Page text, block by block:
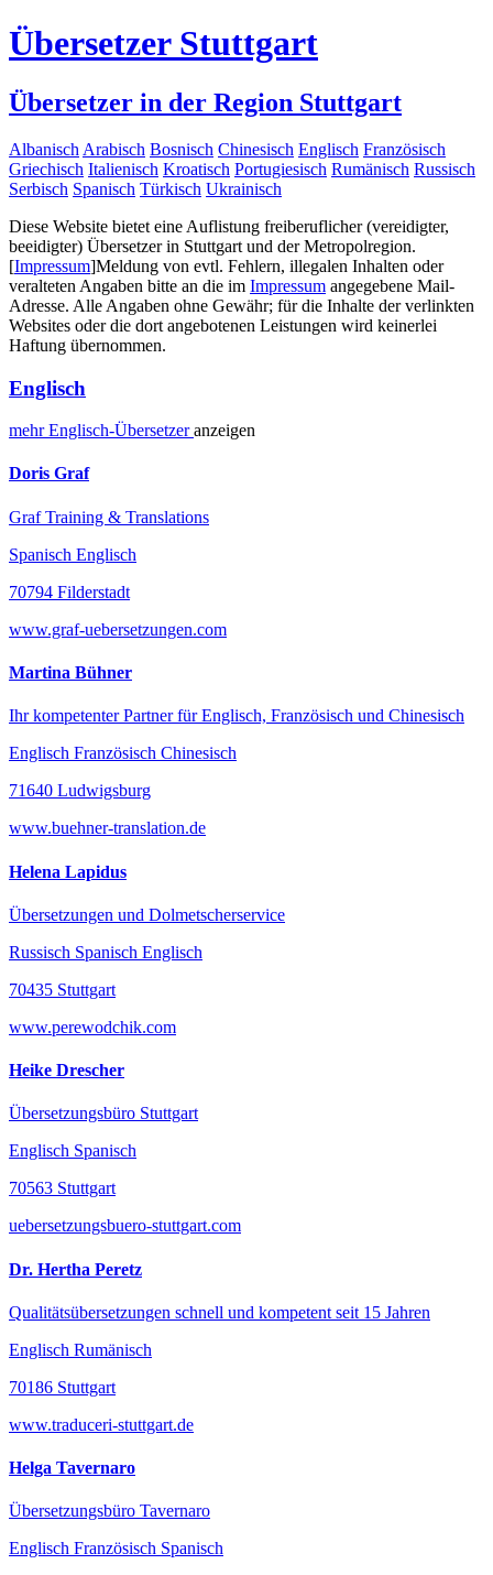
Übersetzer Stuttgart
Übersetzer in der Region Stuttgart
Albanisch Arabisch Bosnisch Chinesisch Englisch Französisch
Griechisch Italienisch Kroatisch Portugiesisch Rumänisch Russisch
Serbisch Spanisch Türkisch Ukrainisch
Diese Website bietet eine Auflistung freiberuflicher (vereidigter,
beeidigter) Übersetzer in Stuttgart und der Metropolregion.
[Impressum]Meldung von evtl. Fehlern, illegalen Inhalten oder
veralteten Angaben bitte an die im Impressum angegebene Mail-
Adresse. Alle Angaben ohne Gewähr; für die Inhalte der verlinkten
Websites oder die dort angebotenen Leistungen wird keinerlei
Haftung übernommen.
Englisch
mehrEnglisch-Übersetzeranzeigen
Doris Graf
Graf Training & Translations
Spanisch Englisch
70794 Filderstadt
www.graf-uebersetzungen.com
Martina Bühner
Ihr kompetenter Partner für Englisch, Französisch und Chinesisch
Englisch Französisch Chinesisch
71640 Ludwigsburg
www.buehner-translation.de
Helena Lapidus
Übersetzungen und Dolmetscherservice
Russisch Spanisch Englisch
70435 Stuttgart
www.perewodchik.com
Heike Drescher
Übersetzungsbüro Stuttgart
Englisch Spanisch
70563 Stuttgart
uebersetzungsbuero-stuttgart.com
Dr. Hertha Peretz
Qualitätsübersetzungen schnell und kompetent seit 15 Jahren
Englisch Rumänisch
70186 Stuttgart
www.traduceri-stuttgart.de
Helga Tavernaro
Übersetzungsbüro Tavernaro
Englisch Französisch Spanisch